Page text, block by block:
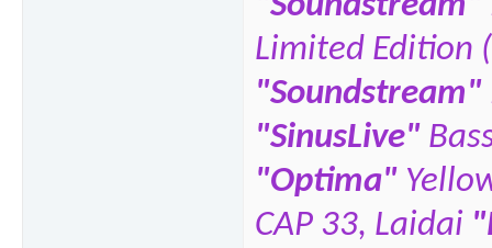
Limited Edition
"Soundstream"
"SinusLive"
"Optima"
CAP 33, Laidai